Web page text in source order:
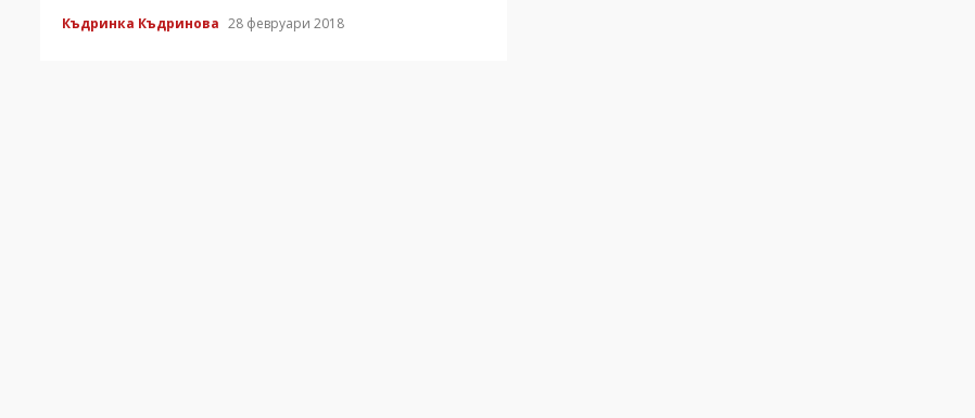
Къдринка Къдринова 28 февруари 2018